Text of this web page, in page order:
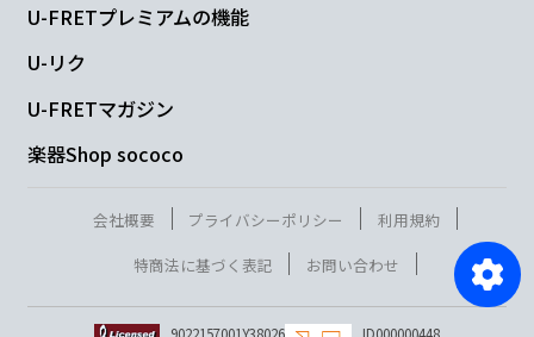
U-FRETプレミアムの機能
U-リク
U-FRETマガジン
楽器Shop sococo
会社概要 プライバシーポリシー
利用規約
特商法に基づく表記
お問い合わせ